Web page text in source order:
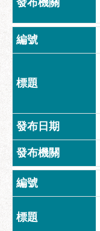
騷
擾
防
園
地
便
民
服
務
道